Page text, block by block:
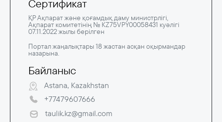
Сертификат
ҚР Ақпарат және қоғамдық даму министрлігі,
Ақпарат комитетінің № KZ75VPY00058431 куәлігі
07.11.2022 жылы берілген
Портал жаңалықтары 18 жастан асқан оқырмандар
назарына.
Байланыс
Astana, Kazakhstan
+77479607666
taulik.kz@gmail.com